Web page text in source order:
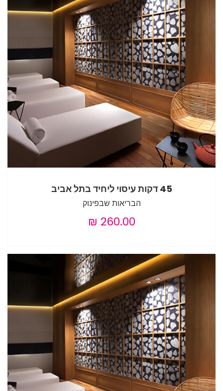
45 דקות עיסוי ליחיד בתל אביב
הבריאות שבפינוק